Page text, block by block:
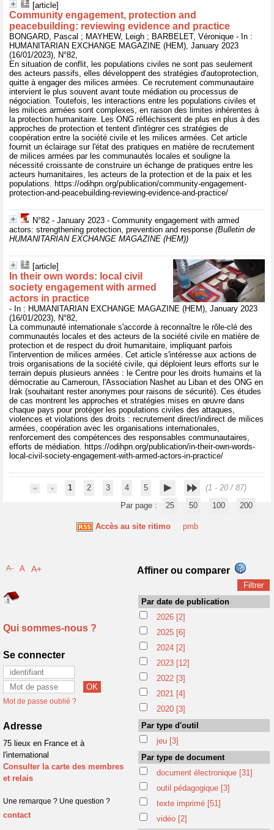
[article]
Community engagement, protection and
peacebuilding: reviewing evidence and practice
BONGARD, Pascal ; MAYHEW, Leigh ; BARBELET, Véronique - In :
HUMANITARIAN EXCHANGE MAGAZINE (HEM), January 2023
(16/01/2023), N°82,
En situation de conflit, les populations civiles ne sont pas seulement
des acteurs passifs, elles développent des stratégies d'autoprotection,
quitte à engager des milices armées. Ce recrutement communautaire
intervient le plus souvent avant toute médiation ou processus de
négociation. Toutefois, les interactions entre les populations civiles et
les milices armées sont complexes, en raison des limites inhérentes à
la protection humanitaire. Les ONG réfléchissent de plus en plus à des
approches de protection et tentent d'intégrer ces stratégies de
coopération entre la société civile et les milices armées. Cet article
fournit un éclairage sur l'état des pratiques en matière de recrutement
de milices armées par les communautés locales et souligne la
nécessité croissante de construire un échange de pratiques entre les
acteurs humanitaires, les acteurs de la protection et de la paix et les
populations. https://odihpn.org/publication/community-engagement-
protection-and-peacebuilding-reviewing-evidence-and-practice/
N°82 - January 2023 - Community engagement with armed
actors: strengthening protection, prevention and response (Bulletin de
HUMANITARIAN EXCHANGE MAGAZINE (HEM))
[article]
In their own words: local civil
society engagement with armed
actors in practice
- In : HUMANITARIAN EXCHANGE MAGAZINE (HEM), January 2023
(16/01/2023), N°82,
La communauté internationale s'accorde à reconnaître le rôle-clé des
communautés locales et des acteurs de la société civile en matière de
protection et de respect du droit humanitaire, impliquant parfois
l'intervention de milices armées. Cet article s'intéresse aux actions de
trois organisations de la société civile, qui déploient leurs efforts sur le
terrain depuis plusieurs années : le Centre pour les droits humains et la
démocratie au Cameroun, l'Association Nashet au Liban et des ONG en
Irak (souhaitant rester anonymes pour raisons de sécurité). Ces études
de cas montrent les approches et stratégies mises en œuvre dans
chaque pays pour protéger les populations civiles des attaques,
violences et violations des droits : recrutement direct/indirect de milices
armées, coopération avec les organisations internationales,
renforcement des compétences des responsables communautaires,
efforts de médiation. https://odihpn.org/publication/in-their-own-words-
local-civil-society-engagement-with-armed-actors-in-practice/
1 2 3 4 5
(1 - 20 / 87)
Par page :
25 50 100 200
Accès au site ritimo pmb
A- A A+
Qui sommes-nous ?
Se connecter
Mot de passe oublié ?
Adresse
75 lieux en France et à
l'international
Consulter la carte des membres
et relais
Une remarque ? Une question ?
contact
Affiner ou comparer
Par date de publication
2026 [2]
2025 [6]
2024 [2]
2023 [12]
2022 [3]
2021 [4]
2020 [3]
Par type d'outil
jeu [3]
Par type de document
document électronique [31]
outil pédagogique [3]
texte imprimé [51]
vidéo [2]